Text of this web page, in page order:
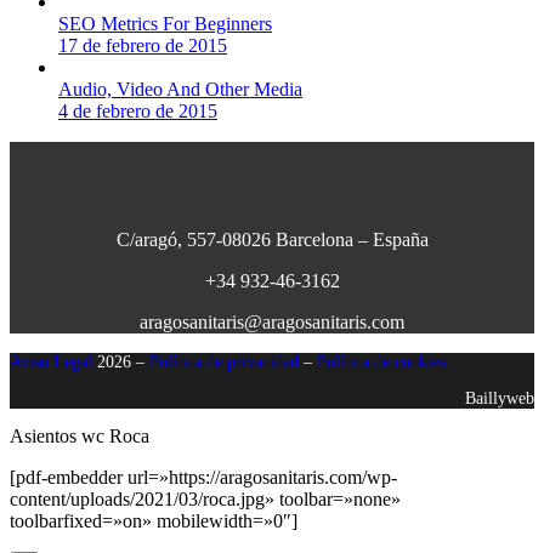
SEO Metrics For Beginners
17 de febrero de 2015
Audio, Video And Other Media
4 de febrero de 2015
C/aragó, 557-08026 Barcelona – España
+34 932-46-3162
aragosanitaris@aragosanitaris.com
Aviso Legal 2026 – Política de privacidad – Política de cookies
Baillyweb
Asientos wc Roca
[pdf-embedder url=»https://aragosanitaris.com/wp-
content/uploads/2021/03/roca.jpg» toolbar=»none»
toolbarfixed=»on» mobilewidth=»0″]